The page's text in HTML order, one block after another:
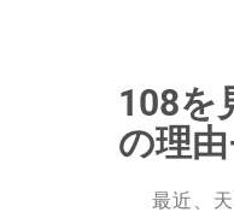
108を
の理
最近、